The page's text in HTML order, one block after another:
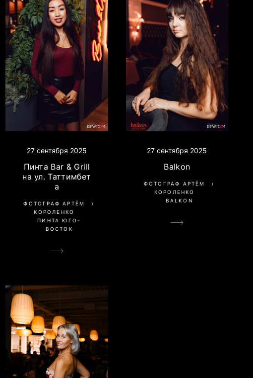
27 сентября 2025
Пинта Bar & Grill
на ул. Таттимбет
а
ФОТОГРАФ АРТЁМ
КОРОЛЕНКО
ПИНТА ЮГО-
ВОСТОК
27 сентября 2025
Balkon
ФОТОГРАФ АРТЁМ
КОРОЛЕНКО
BALKON